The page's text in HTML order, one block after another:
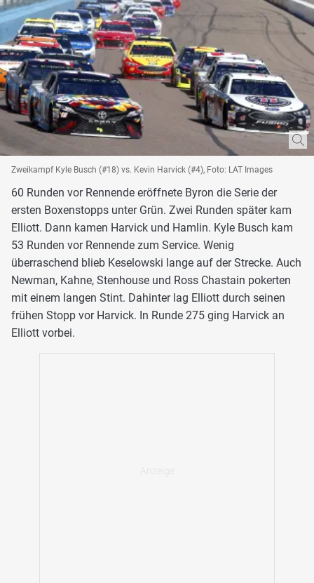
Zweikampf Kyle Busch (#18) vs. Kevin Harvick (#4), Foto: LAT Images
60 Runden vor Rennende eröffnete Byron die Serie der
ersten Boxenstopps unter Grün. Zwei Runden später kam
Elliott. Dann kamen Harvick und Hamlin. Kyle Busch kam
53 Runden vor Rennende zum Service. Wenig
überraschend blieb Keselowski lange auf der Strecke. Auch
Newman, Kahne, Stenhouse und Ross Chastain pokerten
mit einem langen Stint. Dahinter lag Elliott durch seinen
frühen Stopp vor Harvick. In Runde 275 ging Harvick an
Elliott vorbei.